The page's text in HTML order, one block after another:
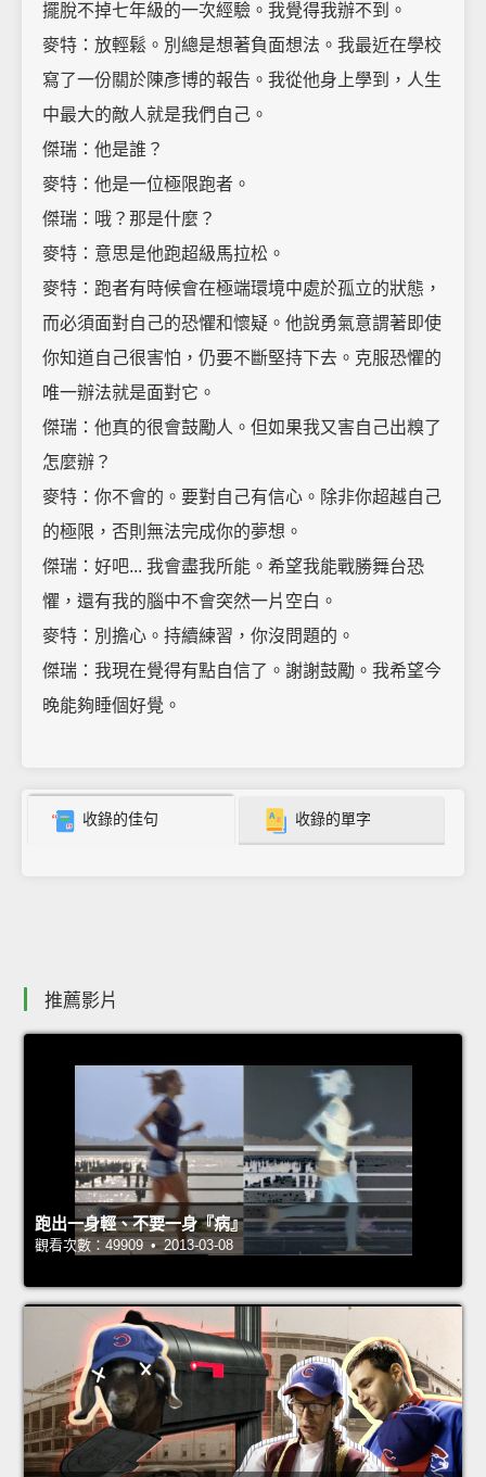
擺脫不掉七年級的一次經驗。我覺得我辦不到。
麥特：放輕鬆。別總是想著負面想法。我最近在學校
寫了一份關於陳彥博的報告。我從他身上學到，人生
中最大的敵人就是我們自己。
傑瑞：他是誰？
麥特：他是一位極限跑者。
傑瑞：哦？那是什麼？
麥特：意思是他跑超級馬拉松。
麥特：跑者有時候會在極端環境中處於孤立的狀態，
而必須面對自己的恐懼和懷疑。他說勇氣意謂著即使
你知道自己很害怕，仍要不斷堅持下去。克服恐懼的
唯一辦法就是面對它。
傑瑞：他真的很會鼓勵人。但如果我又害自己出糗了
怎麼辦？
麥特：你不會的。要對自己有信心。除非你超越自己
的極限，否則無法完成你的夢想。
傑瑞：好吧... 我會盡我所能。希望我能戰勝舞台恐
懼，還有我的腦中不會突然一片空白。
麥特：別擔心。持續練習，你沒問題的。
傑瑞：我現在覺得有點自信了。謝謝鼓勵。我希望今
晚能夠睡個好覺。
收錄的佳句 收錄的單字
推薦影片
跑出一身輕、不要一身『病』
觀看次數：49909 • 2013-03-08